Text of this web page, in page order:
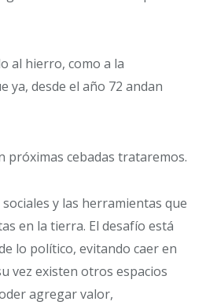
al hierro, como a la
desde el año 72 andan
próximas cebadas trataremos.
y las herramientas que
en la tierra. El desafío está
lo político, evitando caer en
vez existen otros espacios
agregar valor,